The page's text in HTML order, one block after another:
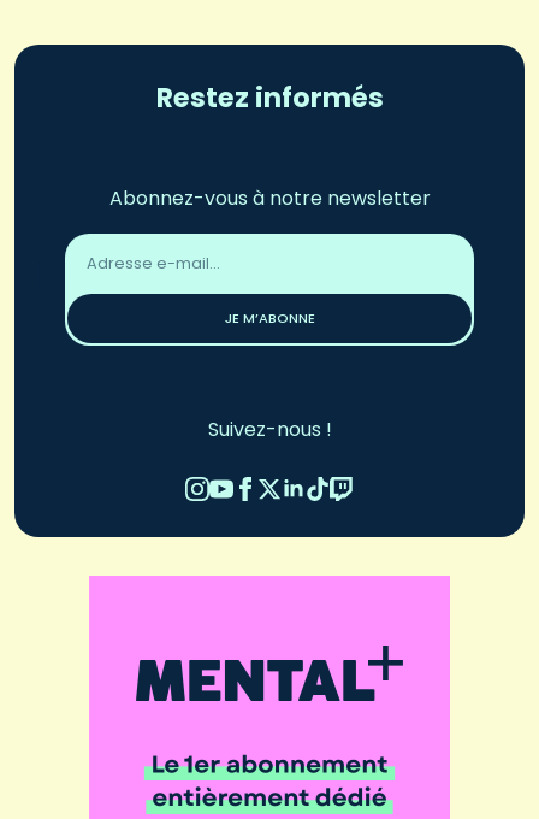
Restez informés
Abonnez-vous à notre newsletter
Adresse
email
JE M’ABONNE
Suivez-nous !